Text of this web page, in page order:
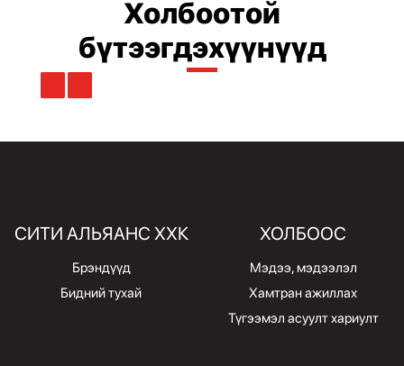
Холбоотой
бүтээгдэхүүнүүд
СИТИ АЛЬЯАНС ХХК
Брэндүүд
Бидний тухай
ХОЛБООС
Мэдээ, мэдээлэл
Хамтран ажиллах
Түгээмэл асуулт хариулт